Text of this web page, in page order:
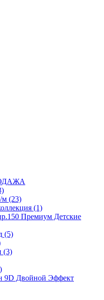
м (23)
(1)
Премиум Детские
(5)
(3)
9D Двойной Эффект